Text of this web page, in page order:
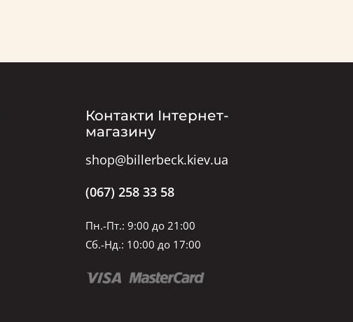
Контакти Інтернет-
магазину
shop@billerbeck.kiev.ua
(067) 258 33 58
Пн.-Пт.: 9:00 до 21:00
Сб.-Нд.: 10:00 до 17:00